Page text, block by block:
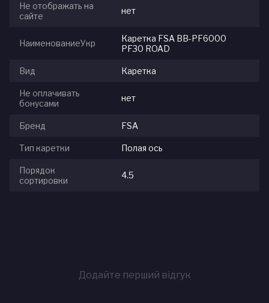
Не отображать на
сайте
нет
НаименованиеУкр
Каретка FSA BB-PF6000
PF30 ROAD
Вид Каретка
Не оплачивать
бонусами
нет
Бренд FSA
Тип каретки Полая ось
Порядок
сортировки
4.5
Додайте перший відгук